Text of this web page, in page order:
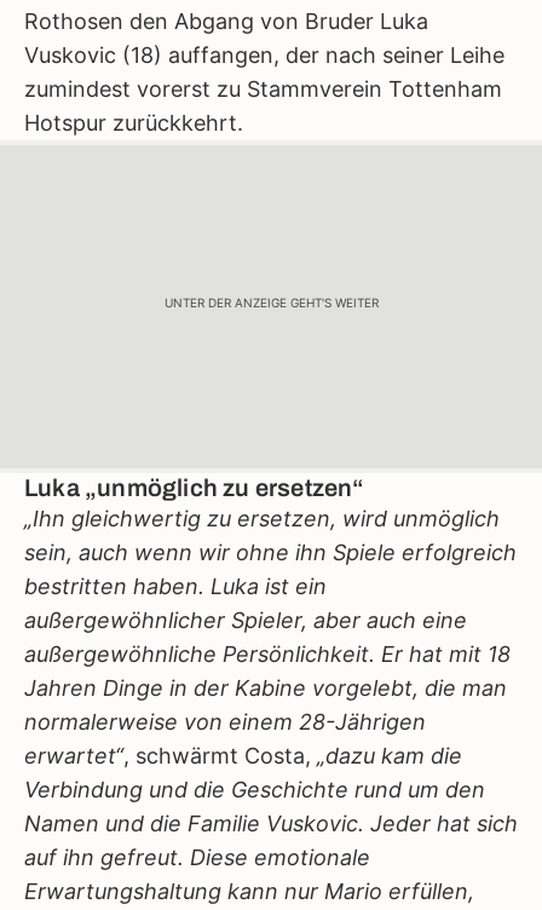
Rothosen den Abgang von Bruder Luka
Vuskovic (18) auffangen, der nach seiner Leihe
zumindest vorerst zu Stammverein Tottenham
Hotspur zurückkehrt.
UNTER DER ANZEIGE GEHT'S WEITER
Luka „unmöglich zu ersetzen“
„Ihn gleichwertig zu ersetzen, wird unmöglich
sein, auch wenn wir ohne ihn Spiele erfolgreich
bestritten haben. Luka ist ein
außergewöhnlicher Spieler, aber auch eine
außergewöhnliche Persönlichkeit. Er hat mit 18
Jahren Dinge in der Kabine vorgelebt, die man
normalerweise von einem 28-Jährigen
erwartet“, schwärmt Costa, „dazu kam die
Verbindung und die Geschichte rund um den
Namen und die Familie Vuskovic. Jeder hat sich
auf ihn gefreut. Diese emotionale
Erwartungshaltung kann nur Mario erfüllen,